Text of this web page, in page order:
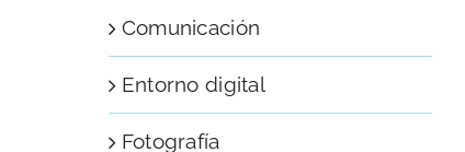
Comunicación
Entorno digital
Fotografía